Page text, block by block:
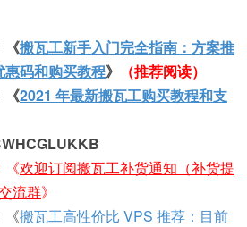
《搬瓦工新手入门完全指南：方案推
码和购买教程》
（推荐阅读）
《2021 年最新搬瓦工购买教程和支
《欢迎订阅搬瓦工补货通知（补货提
流群》
《搬瓦工高性价比 VPS 推荐：目前